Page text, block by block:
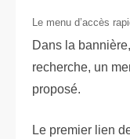
Le menu d’accès
Dans la
recherche, un
proposé.
Le premier lien